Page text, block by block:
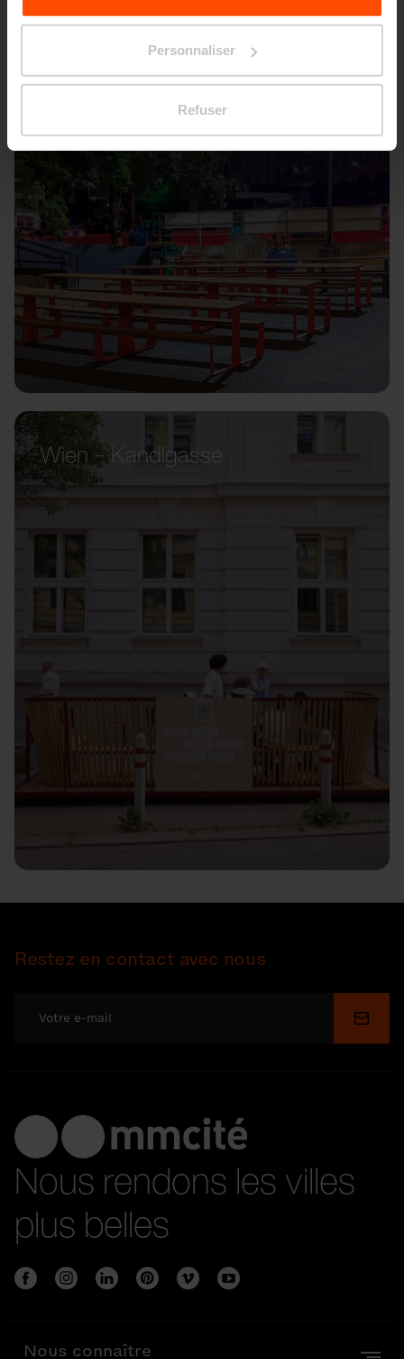
sitePrinciples Relating to the Processing Personal
Personnaliser
Refuser
Wien – Kandlgasse
Restez en contact avec nous
Nous rendons les villes
plus belles
Nous connaître